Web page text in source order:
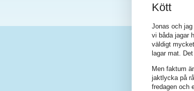
Kött
Jonas och
vi båda jagar
väldigt
lagar mat.
Men faktum
jaktlycka på
fredagen och